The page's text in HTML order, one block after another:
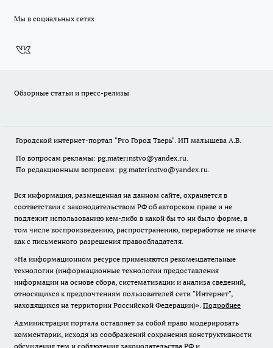
Мы в социальных сетях
Обзорные статьи и пресс-релизы
Городской интернет-портал "Pro Город Тверь". ИП малышева А.В.
По вопросам рекламы: pg.materinstvo@yandex.ru.
По редакционным вопросам: pg.materinstvo@yandex.ru.
Вся информация, размещенная на данном сайте, охраняется в
соответствии с законодательством РФ об авторском праве и не
подлежит использованию кем-либо в какой бы то ни было форме, в
том числе воспроизведению, распространению, переработке не иначе
как с письменного разрешения правообладателя.
«На информационном ресурсе применяются рекомендательные
технологии (информационные технологии предоставления
информации на основе сбора, систематизации и анализа сведений,
относящихся к предпочтениям пользователей сети "Интернет",
находящихся на территории Российской Федерации)». Подробнее
Администрация портала оставляет за собой право модерировать
комментарии, исходя из соображений сохранения конструктивности
обсуждения тем и соблюдения законодательства РФ и